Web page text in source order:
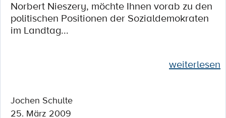
Norbert Nieszery, möchte Ihnen vorab zu den
politischen Positionen der Sozialdemokraten
im Landtag...
weiterlesen
Jochen Schulte
25. März 2009